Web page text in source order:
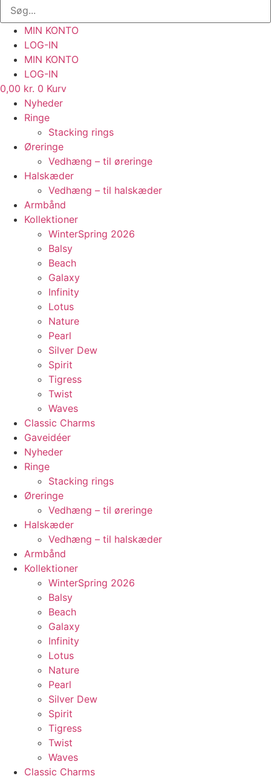
MIN KONTO
LOG-IN
MIN KONTO
LOG-IN
0,00 kr. 0 Kurv
Nyheder
Ringe
Stacking rings
Øreringe
Vedhæng – til øreringe
Halskæder
Vedhæng – til halskæder
Armbånd
Kollektioner
WinterSpring 2026
Balsy
Beach
Galaxy
Infinity
Lotus
Nature
Pearl
Silver Dew
Spirit
Tigress
Twist
Waves
Classic Charms
Gaveidéer
Nyheder
Ringe
Stacking rings
Øreringe
Vedhæng – til øreringe
Halskæder
Vedhæng – til halskæder
Armbånd
Kollektioner
WinterSpring 2026
Balsy
Beach
Galaxy
Infinity
Lotus
Nature
Pearl
Silver Dew
Spirit
Tigress
Twist
Waves
Classic Charms